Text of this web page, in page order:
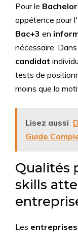
Pour le Bachelor
appétence pour l'
Bac+3 en
nécessaire.
candidat
tests de
moins que la
Lisez aussi
Guide
Qualités
skills
Les entreprises